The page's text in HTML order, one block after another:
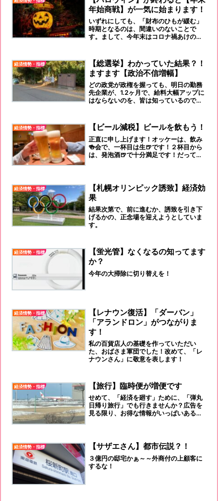
年始商戦】が一気に始まります！
いずれにしても、「財布のひもが緩む」
時期となるのは、間違いのないことで
す。まして、今年末はコロナ禍あけの、
です！
経済情勢・指標
【総選挙】わかっていた結果？！
ますます【政治不信増幅】
どの政党が政権を握っても、明日の勤務
先企業が、1.2ヶ月で、給料大幅アップに
はならないのを、皆は知っているのです
経済情勢・指標 【ビール減税】ビールを飲もう！
正直に申し上げます！オッケーは、飲み
🍻会で、一杯目は生🍺です！２杯目から
は、発泡酒🍺で十分満足です！だって！
経済情勢・指標
【札幌オリンピック誘致】経済効
果
結果次第で、前に進むか、誘致を引き下
げるかの、正念場を迎えようとしていま
す。
経済情勢・指標
【蛍光管】なくなるの知ってます
か？
今年の大掃除に切り替えを！
経済情勢・指標
【レナウン復活】「ダーバン」
「アランドロン」がつながりま
す！
私の百貨店人の基礎を作っていただい
た、おばさま軍団でした！改めて、「レ
ナウンさん」に敬意を表します！
経済情勢・指標 【旅行】臨時便が増便です
せめて、「経済を廻す」ために、「弾丸
日帰り旅行」でも行きませんか？広告を
見る限り、お得な情報がいっぱいあるよ
経済情勢・指標 【サザエさん】都市伝説？！
３億円の邸宅かぁ～～外商付の上顧客に
するな！